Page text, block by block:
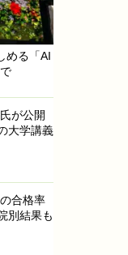
める「AI
が公開
大学講義
合格率
別結果も